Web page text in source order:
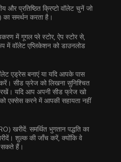
और प्रतिष्ठित क्रिप्टो वॉलेट चुनें जो
समर्थन करता है।
में गूगल प्ले स्टोर, ऐप स्टोर से,
में वॉलेट एप्लिकेशन को डाउनलोड
एड्रेस बनाएं या यदि आपके पास
सीड फ्रेज को लिखना सुनिश्चित
रखें। यदि आप अपनी सीड फ्रेज खो
एक्सेस करने में आपकी सहायता नहीं
खरीदें: समर्थित भुगतान पद्धति का
शुल्क की जाँच करें, क्योंकि वे
हैं।